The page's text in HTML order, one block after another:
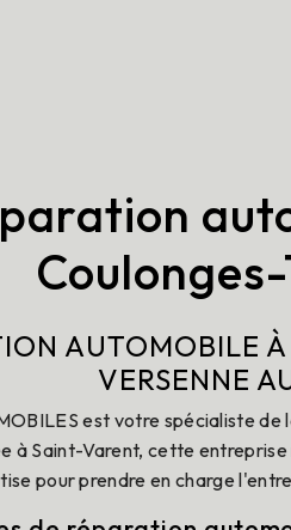
AUTOMOBILE
VERSENNE
est votre spécialiste
à Saint-Varent, cette
pour prendre en charge